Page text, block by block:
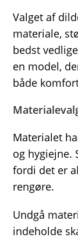
Valget af
materiale,
bedst
en model,
både
Materialet
og hygiejne.
fordi det er
rengøre.
Undgå
indeholde